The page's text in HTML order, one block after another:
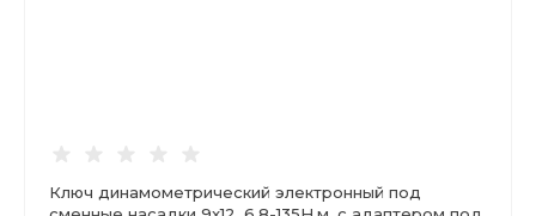
Ключ динамометрический электронный под